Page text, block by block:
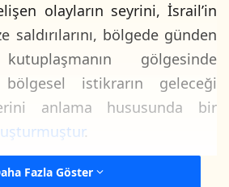
olayların seyrini, İsrail’in
saldırılarını, bölgede günden
gölgesinde
istikrarın geleceği
anlama hususunda bir
.
Siyasi Kalkınma Merkezi ve
Fazla Göster